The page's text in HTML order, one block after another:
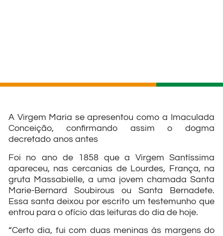
A Virgem Maria se apresentou como a Imaculada
Conceição, confirmando assim o dogma
decretado anos antes
Foi no ano de 1858 que a Virgem Santíssima
apareceu, nas cercanias de Lourdes, França, na
gruta Massabielle, a uma jovem chamada Santa
Marie-Bernard Soubirous ou Santa Bernadete.
Essa santa deixou por escrito um testemunho que
entrou para o ofício das leituras do dia de hoje.
“Certo dia, fui com duas meninas às margens do